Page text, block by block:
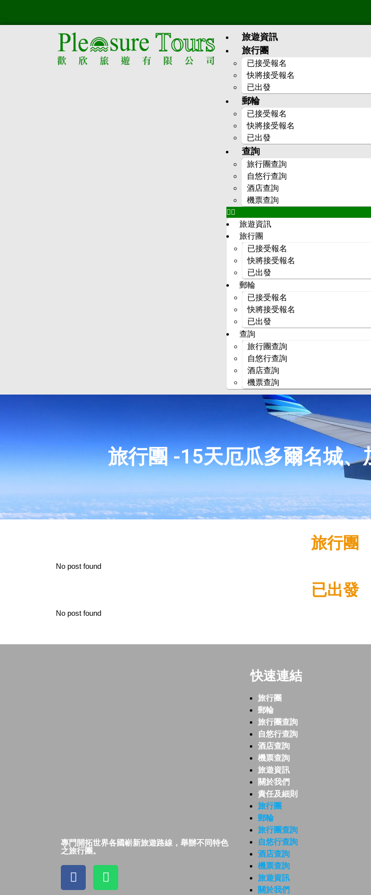
旅遊資訊
旅行團
已接受報名
快將接受報名
已出發
郵輪
已接受報名
快將接受報名
已出發
查詢
旅行團查詢
自悠行查詢
酒店查詢
機票查詢
旅遊資訊
旅行團
已接受報名
快將接受報名
已出發
郵輪
已接受報名
快將接受報名
已出發
查詢
旅行團查詢
自悠行查詢
酒店查詢
機票查詢
旅行團 -15天厄瓜多爾名城
旅行團
No post found
已出發
No post found
專門開拓世界各國嶄新旅遊路線，舉辦不同特色
之旅行團。
快速連結
旅行團
郵輪
旅行團查詢
自悠行查詢
酒店查詢
機票查詢
旅遊資訊
關於我們
責任及細則
旅行團
郵輪
旅行團查詢
自悠行查詢
酒店查詢
機票查詢
旅遊資訊
關於我們